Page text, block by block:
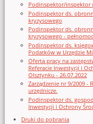
Podinspektor/inspektor
Podinspektor ds.
kryzysowego
Podinspektor ds.
kryzysowego -
Podinspektor ds.
Podatków w Urzędzie
Oferta pracy na
Referacie Inwestycji i
Olsztynku - 26.07.2022
Zarządzenie nr 9/2009 -
urzędnicze.
Podinspektor ds.
Inwestycji i Ochrony
Druki do pobrania